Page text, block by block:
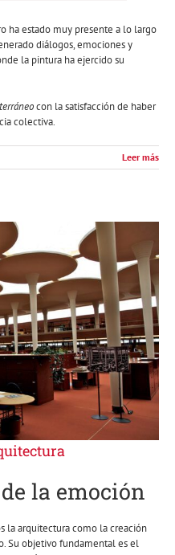
ha estado muy presente a lo largo
diálogos, emociones y
la pintura ha ejercido su
con la satisfacción de haber
colectiva.
Leer más
la emoción
la arquitectura como la creación
Su objetivo fundamental es el